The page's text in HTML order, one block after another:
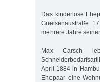
Das kinderlose
Gneisenaustraße
mehrere Jahre
Max Carsch
April 1884 in
Ehepaar eine